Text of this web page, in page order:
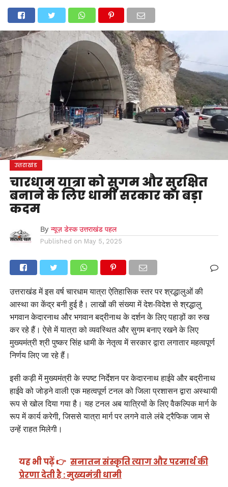
उत्तराखंडअल्मोड़ा उत्तरकाशी उधम सिंह नगरचंपावतचमोली
देहरादूननैनीताल पिथौरागढ़पौड़ी गढ़वालबागेश्वररुद्रप्रयागहरिद्वार
मनोरंजन
उत्तराखंड
चारधाम यात्रा को सुगम और सुरक्षित
बनाने के लिए धामी सरकार का बड़ा
कदम
By न्यूज़ डेस्क उत्तराखंड पहल
Published on May 5, 2025
उत्तराखंड में इस वर्ष चारधाम यात्रा ऐतिहासिक स्तर पर श्रद्धालुओं की
आस्था का केंद्र बनी हुई है। लाखों की संख्या में देश-विदेश से श्रद्धालु
भगवान केदारनाथ और भगवान बद्रीनाथ के दर्शन के लिए पहाड़ों का रुख
कर रहे हैं। ऐसे में यात्रा को व्यवस्थित और सुगम बनाए रखने के लिए
मुख्यमंत्री श्री पुष्कर सिंह धामी के नेतृत्व में सरकार द्वारा लगातार महत्वपूर्ण
निर्णय लिए जा रहे हैं।
इसी कड़ी में मुख्यमंत्री के स्पष्ट निर्देशन पर केदारनाथ हाईवे और बद्रीनाथ
हाईवे को जोड़ने वाली एक महत्वपूर्ण टनल को जिला प्रशासन द्वारा अस्थायी
रूप से खोल दिया गया है। यह टनल अब यात्रियों के लिए वैकल्पिक मार्ग के
रूप में कार्य करेगी, जिससे यात्रा मार्ग पर लगने वाले लंबे ट्रैफिक जाम से
उन्हें राहत मिलेगी।
यह भी पढ़ें 👉 सनातन संस्कृति त्याग और परमार्थ की
प्रेरणा देती है : मुख्यमंत्री धामी